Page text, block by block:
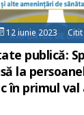
12 iunie 2023 Citit
publică:
la
în primul val